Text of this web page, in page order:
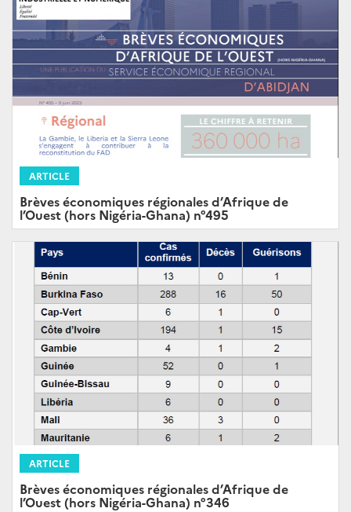
ARTICLE
Brèves économiques régionales d’Afrique de
l’Ouest (hors Nigéria-Ghana) n°495
ARTICLE
Brèves économiques régionales d’Afrique de
l’Ouest (hors Nigéria-Ghana) n°346